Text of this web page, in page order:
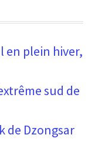
en plein hiver,
sud de
de Dzongsar